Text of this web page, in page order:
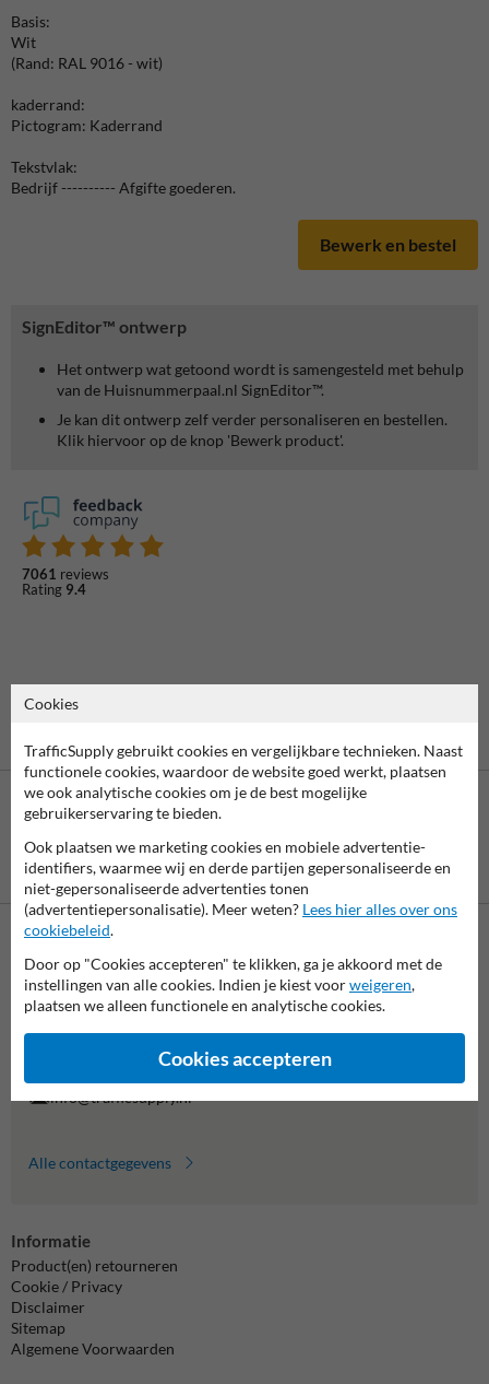
SignEditor™ ontwerp
Het ontwerp wat getoond wordt is samengesteld met behulp
van de Huisnummerpaal.nl SignEditor™.
Je kan dit ontwerp zelf verder personaliseren en bestellen.
Klik hiervoor op de knop 'Bewerk product'.
7061 reviews
Rating 9.4
Basis:
Wit
(Rand: RAL 9016 - wit)
kaderrand:
Pictogram: Kaderrand
Tekstvlak:
Bedrijf ---------- Afgifte goederen.
Bewerk en bestel
Betaling achteraf
is mogelijk
Neem contact met ons op
Wij zijn op werkdagen (van 8.00 tot 17.00) te bereiken op 038-
7920070.
Vragen? Stuur een e-mail naarinfo@trafficsupply.nlof vul het
formulier in en we reageren zo spoedig mogelijk.
info@trafficsupply.nl
Alle contactgegevens
Informatie
Product(en) retourneren
Cookie / Privacy
Disclaimer
Sitemap
Algemene Voorwaarden
Cookies
TrafficSupply gebruikt cookies en vergelijkbare technieken. Naast
functionele cookies, waardoor de website goed werkt, plaatsen
we ook analytische cookies om je de best mogelijke
gebruikerservaring te bieden.
Ook plaatsen we marketing cookies en mobiele advertentie-
identifiers, waarmee wij en derde partijen gepersonaliseerde en
niet-gepersonaliseerde advertenties tonen
(advertentiepersonalisatie). Meer weten? Lees hier alles over ons
cookiebeleid.
Door op "Cookies accepteren" te klikken, ga je akkoord met de
instellingen van alle cookies. Indien je kiest voorweigeren,
plaatsen we alleen functionele en analytische cookies.
Cookies accepteren